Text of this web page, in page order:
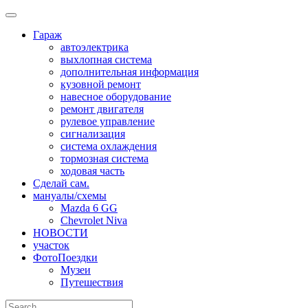
Skip
contentГараж
автоэлектрика
выхлопная система
дополнительная информация
кузовной ремонт
навесное оборудование
ремонт двигателя
рулевое управление
сигнализация
система охлаждения
тормозная система
ходовая часть
Сделай сам.
мануалы/схемы
Mazda 6 GG
Chevrolet Niva
НОВОСТИ
участок
ФотоПоездки
Музеи
Путешествия
Search